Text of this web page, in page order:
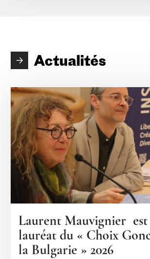
Actualités
Laurent Mauvignier
lauréat du « Choix
la Bulgarie » 2026